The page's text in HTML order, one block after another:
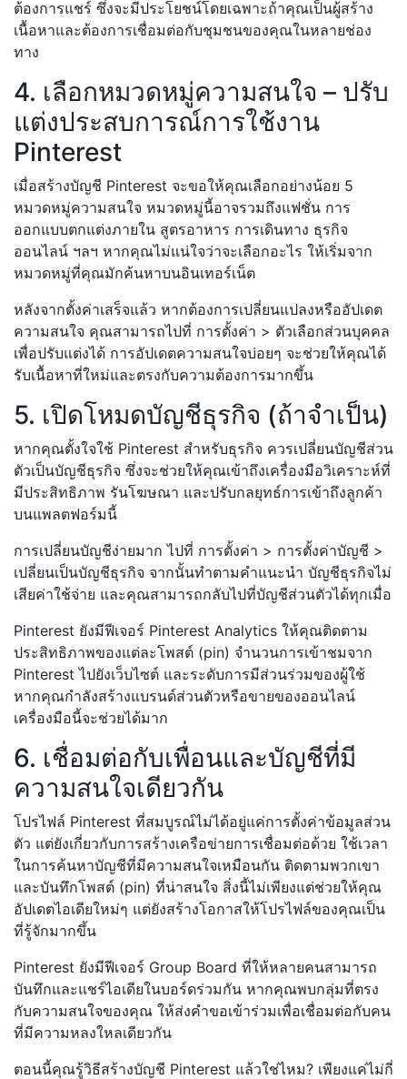
ต้องการแชร์ ซึ่งจะมีประโยชน์โดยเฉพาะถ้าคุณเป็นผู้สร้าง
เนื้อหาและต้องการเชื่อมต่อกับชุมชนของคุณในหลายช่อง
ทาง
4. เลือกหมวดหมู่ความสนใจ – ปรับ
แต่งประสบการณ์การใช้งาน
Pinterest
เมื่อสร้างบัญชี Pinterest จะขอให้คุณเลือกอย่างน้อย 5
หมวดหมู่ความสนใจ หมวดหมู่นี้อาจรวมถึงแฟชั่น การ
ออกแบบตกแต่งภายใน สูตรอาหาร การเดินทาง ธุรกิจ
ออนไลน์ ฯลฯ หากคุณไม่แน่ใจว่าจะเลือกอะไร ให้เริ่มจาก
หมวดหมู่ที่คุณมักค้นหาบนอินเทอร์เน็ต
หลังจากตั้งค่าเสร็จแล้ว หากต้องการเปลี่ยนแปลงหรืออัปเดต
ความสนใจ คุณสามารถไปที่ การตั้งค่า > ตัวเลือกส่วนบุคคล
เพื่อปรับแต่งได้ การอัปเดตความสนใจบ่อยๆ จะช่วยให้คุณได้
รับเนื้อหาที่ใหม่และตรงกับความต้องการมากขึ้น
5. เปิดโหมดบัญชีธุรกิจ (ถ้าจำเป็น)
หากคุณตั้งใจใช้ Pinterest สำหรับธุรกิจ ควรเปลี่ยนบัญชีส่วน
ตัวเป็นบัญชีธุรกิจ ซึ่งจะช่วยให้คุณเข้าถึงเครื่องมือวิเคราะห์ที่
มีประสิทธิภาพ รันโฆษณา และปรับกลยุทธ์การเข้าถึงลูกค้า
บนแพลตฟอร์มนี้
การเปลี่ยนบัญชีง่ายมาก ไปที่ การตั้งค่า > การตั้งค่าบัญชี >
เปลี่ยนเป็นบัญชีธุรกิจ จากนั้นทำตามคำแนะนำ บัญชีธุรกิจไม่
เสียค่าใช้จ่าย และคุณสามารถกลับไปที่บัญชีส่วนตัวได้ทุกเมื่อ
Pinterest ยังมีฟีเจอร์ Pinterest Analytics ให้คุณติดตาม
ประสิทธิภาพของแต่ละโพสต์ (pin) จำนวนการเข้าชมจาก
Pinterest ไปยังเว็บไซต์ และระดับการมีส่วนร่วมของผู้ใช้
หากคุณกำลังสร้างแบรนด์ส่วนตัวหรือขายของออนไลน์
เครื่องมือนี้จะช่วยได้มาก
6. เชื่อมต่อกับเพื่อนและบัญชีที่มี
ความสนใจเดียวกัน
โปรไฟล์ Pinterest ที่สมบูรณ์ไม่ได้อยู่แค่การตั้งค่าข้อมูลส่วน
ตัว แต่ยังเกี่ยวกับการสร้างเครือข่ายการเชื่อมต่อด้วย ใช้เวลา
ในการค้นหาบัญชีที่มีความสนใจเหมือนกัน ติดตามพวกเขา
และบันทึกโพสต์ (pin) ที่น่าสนใจ สิ่งนี้ไม่เพียงแต่ช่วยให้คุณ
อัปเดตไอเดียใหม่ๆ แต่ยังสร้างโอกาสให้โปรไฟล์ของคุณเป็น
ที่รู้จักมากขึ้น
Pinterest ยังมีฟีเจอร์ Group Board ที่ให้หลายคนสามารถ
บันทึกและแชร์ไอเดียในบอร์ดร่วมกัน หากคุณพบกลุ่มที่ตรง
กับความสนใจของคุณ ให้ส่งคำขอเข้าร่วมเพื่อเชื่อมต่อกับคน
ที่มีความหลงใหลเดียวกัน
ตอนนี้คุณรู้วิธีสร้างบัญชี Pinterest แล้วใช่ไหม? เพียงแค่ไม่กี่